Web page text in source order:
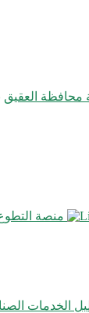
محافظة العقيق
منصة
الخدمات